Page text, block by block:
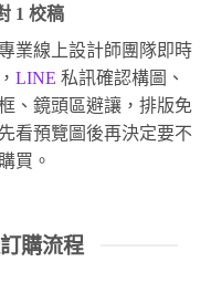
1 校稿
業線上設計師團隊即時
LINE 私訊確認構圖、
、鏡頭區避讓，排版免
看預覽圖後再決定要不
買。
購流程